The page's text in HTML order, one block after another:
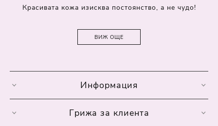
Красивата кожа изисква постоянство, а не чудо!
ВИЖ ОЩЕ
Информация
Грижа за клиента